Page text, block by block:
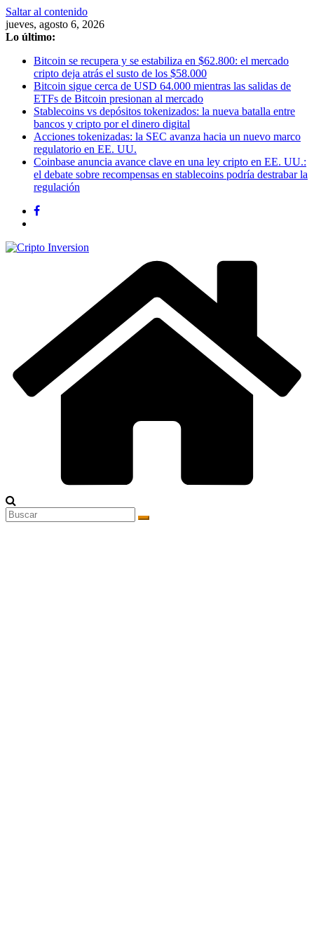
Saltar al contenido
jueves, agosto 6, 2026
Lo último:
Bitcoin se recupera y se estabiliza en $62.800: el mercado
cripto deja atrás el susto de los $58.000
Bitcoin sigue cerca de USD 64.000 mientras las salidas de
ETFs de Bitcoin presionan al mercado
Stablecoins vs depósitos tokenizados: la nueva batalla entre
bancos y cripto por el dinero digital
Acciones tokenizadas: la SEC avanza hacia un nuevo marco
regulatorio en EE. UU.
Coinbase anuncia avance clave en una ley cripto en EE. UU.:
el debate sobre recompensas en stablecoins podría destrabar la
regulación